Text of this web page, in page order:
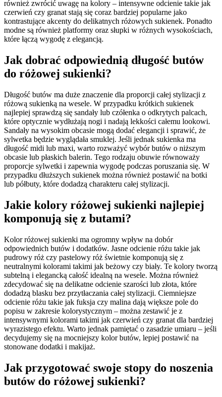
również zwrócić uwagę na kolory – intensywne odcienie takie jak
czerwień czy granat stają się coraz bardziej popularne jako
kontrastujące akcenty do delikatnych różowych sukienek. Ponadto
modne są również platformy oraz słupki w różnych wysokościach,
które łączą wygodę z elegancją.
Jak dobrać odpowiednią długość butów
do różowej sukienki?
Długość butów ma duże znaczenie dla proporcji całej stylizacji z
różową sukienką na wesele. W przypadku krótkich sukienek
najlepiej sprawdzą się sandały lub czółenka o odkrytych palcach,
które optycznie wydłużają nogi i nadają lekkości całemu lookowi.
Sandały na wysokim obcasie mogą dodać elegancji i sprawić, że
sylwetka będzie wyglądała smuklej. Jeśli jednak sukienka ma
długość midi lub maxi, warto rozważyć wybór butów o niższym
obcasie lub płaskich balerin. Tego rodzaju obuwie równoważy
proporcje sylwetki i zapewnia wygodę podczas poruszania się. W
przypadku dłuższych sukienek można również postawić na botki
lub półbuty, które dodadzą charakteru całej stylizacji.
Jakie kolory różowej sukienki najlepiej
komponują się z butami?
Kolor różowej sukienki ma ogromny wpływ na dobór
odpowiednich butów i dodatków. Jasne odcienie różu takie jak
pudrowy róż czy pastelowy róż świetnie komponują się z
neutralnymi kolorami takimi jak beżowy czy biały. Te kolory tworzą
subtelną i elegancką całość idealną na wesele. Można również
zdecydować się na delikatne odcienie szarości lub złota, które
dodadzą blasku bez przytłaczania całej stylizacji. Ciemniejsze
odcienie różu takie jak fuksja czy malina dają większe pole do
popisu w zakresie kolorystycznym – można zestawić je z
intensywnymi kolorami takimi jak czerwień czy granat dla bardziej
wyrazistego efektu. Warto jednak pamiętać o zasadzie umiaru – jeśli
decydujemy się na mocniejszy kolor butów, lepiej postawić na
stonowane dodatki i makijaż.
Jak przygotować swoje stopy do noszenia
butów do różowej sukienki?